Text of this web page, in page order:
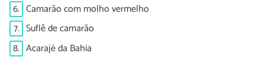
6. Camarão com molho vermelho
7. Suflê de camarão
8. Acarajé da Bahia